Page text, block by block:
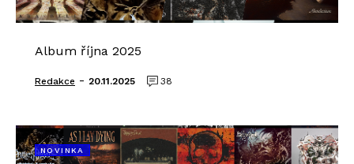
Album října 2025
Redakce - 20.11.2025 38
NOVINKA